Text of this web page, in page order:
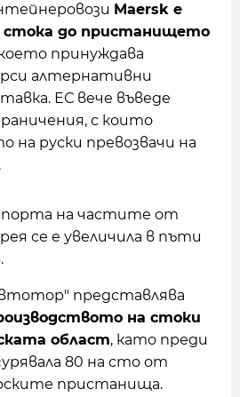
Maersk е
стока до пристанището
принуждава
алтернативни
ЕС вече въведе
с които
на руски превозвачи на
на частите от
се е увеличила в пъти
представлява
на стоки
област, като преди
80 на сто от
пристанища.